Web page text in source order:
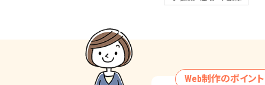
Web制作のポイント